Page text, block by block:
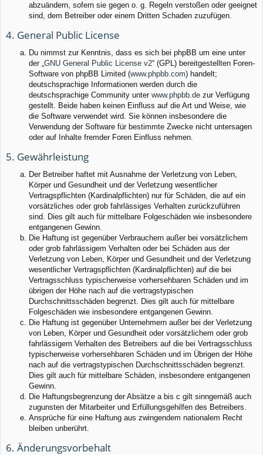
abzuändern, sofern sie gegen o. g. Regeln verstoßen oder geeignet
sind, dem Betreiber oder einem Dritten Schaden zuzufügen.
4. General Public License
Du nimmst zur Kenntnis, dass es sich bei phpBB um eine unter
der „GNU General Public License v2“ (GPL) bereitgestellten Foren-
Software von phpBB Limited (www.phpbb.com) handelt;
deutschsprachige Informationen werden durch die
deutschsprachige Community unter www.phpbb.de zur Verfügung
gestellt. Beide haben keinen Einfluss auf die Art und Weise, wie
die Software verwendet wird. Sie können insbesondere die
Verwendung der Software für bestimmte Zwecke nicht untersagen
oder auf Inhalte fremder Foren Einfluss nehmen.
5. Gewährleistung
Der Betreiber haftet mit Ausnahme der Verletzung von Leben,
Körper und Gesundheit und der Verletzung wesentlicher
Vertragspflichten (Kardinalpflichten) nur für Schäden, die auf ein
vorsätzliches oder grob fahrlässiges Verhalten zurückzuführen
sind. Dies gilt auch für mittelbare Folgeschäden wie insbesondere
entgangenen Gewinn.
Die Haftung ist gegenüber Verbrauchern außer bei vorsätzlichem
oder grob fahrlässigem Verhalten oder bei Schäden aus der
Verletzung von Leben, Körper und Gesundheit und der Verletzung
wesentlicher Vertragspflichten (Kardinalpflichten) auf die bei
Vertragsschluss typischerweise vorhersehbaren Schäden und im
übrigen der Höhe nach auf die vertragstypischen
Durchschnittsschäden begrenzt. Dies gilt auch für mittelbare
Folgeschäden wie insbesondere entgangenen Gewinn.
Die Haftung ist gegenüber Unternehmern außer bei der Verletzung
von Leben, Körper und Gesundheit oder vorsätzlichem oder grob
fahrlässigem Verhalten des Betreibers auf die bei Vertragsschluss
typischerweise vorhersehbaren Schäden und im Übrigen der Höhe
nach auf die vertragstypischen Durchschnittsschäden begrenzt.
Dies gilt auch für mittelbare Schäden, insbesondere entgangenen
Gewinn.
Die Haftungsbegrenzung der Absätze a bis c gilt sinngemäß auch
zugunsten der Mitarbeiter und Erfüllungsgehilfen des Betreibers.
Ansprüche für eine Haftung aus zwingendem nationalem Recht
bleiben unberührt.
6. Änderungsvorbehalt